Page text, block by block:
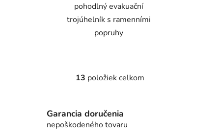
pohodlný evakuační
trojúhelník s ramenními
popruhy
O
á
d
13 položiek celkom
Garancia doručenia
nepoškodeného tovaru